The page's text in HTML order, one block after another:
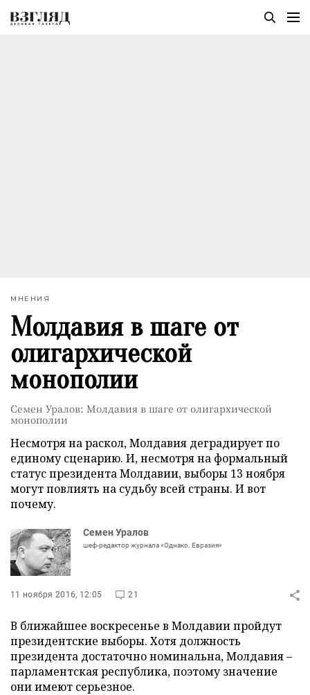
МНЕНИЯ
Молдавия в шаге от
олигархической
монополии
Семен Уралов: Молдавия в шаге от олигархической
монополии
Несмотря на раскол, Молдавия деградирует по
единому сценарию. И, несмотря на формальный
статус президента Молдавии, выборы 13 ноября
могут повлиять на судьбу всей страны. И вот
почему.
Семен Уралов
шеф-редактор журнала «Однако. Евразия»
11 ноября 2016, 12:05 21
В ближайшее воскресенье в Молдавии пройдут
президентские выборы. Хотя должность
президента достаточно номинальна, Молдавия –
парламентская республика, поэтому значение
они имеют серьезное.